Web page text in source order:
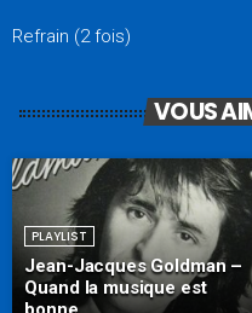
Refrain (2 fois)
VOUS
PLAYLIST
Jean-Jacques Goldman –
Quand la musique est